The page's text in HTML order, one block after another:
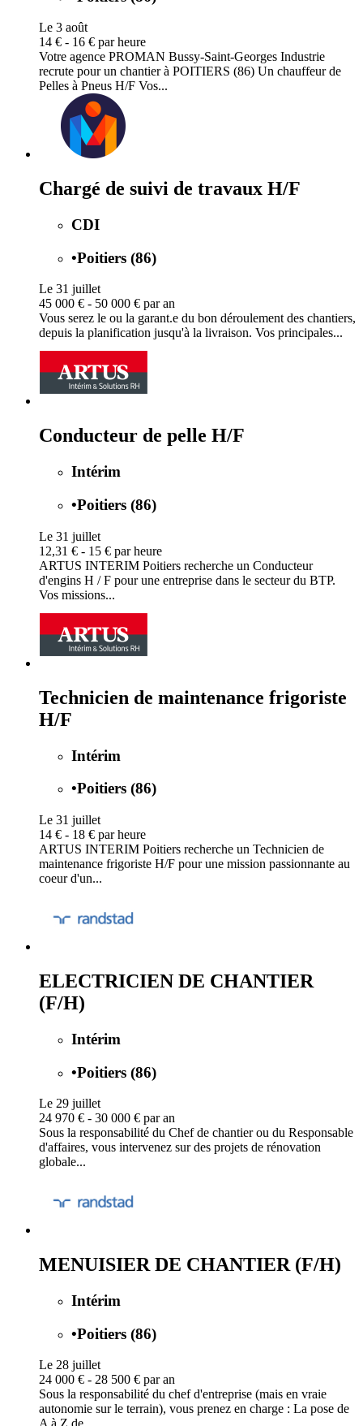
Le 3 août
14 € - 16 € par heure
Votre agence PROMAN Bussy-Saint-Georges Industrie
recrute pour un chantier à POITIERS (86) Un chauffeur de
Pelles à Pneus H/F Vos...
Chargé de suivi de travaux H/F
CDI
•Poitiers (86)
Le 31 juillet
45 000 € - 50 000 € par an
Vous serez le ou la garant.e du bon déroulement des chantiers,
depuis la planification jusqu'à la livraison. Vos principales...
Conducteur de pelle H/F
Intérim
•Poitiers (86)
Le 31 juillet
12,31 € - 15 € par heure
ARTUS INTERIM Poitiers recherche un Conducteur
d'engins H / F pour une entreprise dans le secteur du BTP.
Vos missions...
Technicien de maintenance frigoriste
H/F
Intérim
•Poitiers (86)
Le 31 juillet
14 € - 18 € par heure
ARTUS INTERIM Poitiers recherche un Technicien de
maintenance frigoriste H/F pour une mission passionnante au
coeur d'un...
ELECTRICIEN DE CHANTIER
(F/H)
Intérim
•Poitiers (86)
Le 29 juillet
24 970 € - 30 000 € par an
Sous la responsabilité du Chef de chantier ou du Responsable
d'affaires, vous intervenez sur des projets de rénovation
globale...
MENUISIER DE CHANTIER (F/H)
Intérim
•Poitiers (86)
Le 28 juillet
24 000 € - 28 500 € par an
Sous la responsabilité du chef d'entreprise (mais en vraie
autonomie sur le terrain), vous prenez en charge : La pose de